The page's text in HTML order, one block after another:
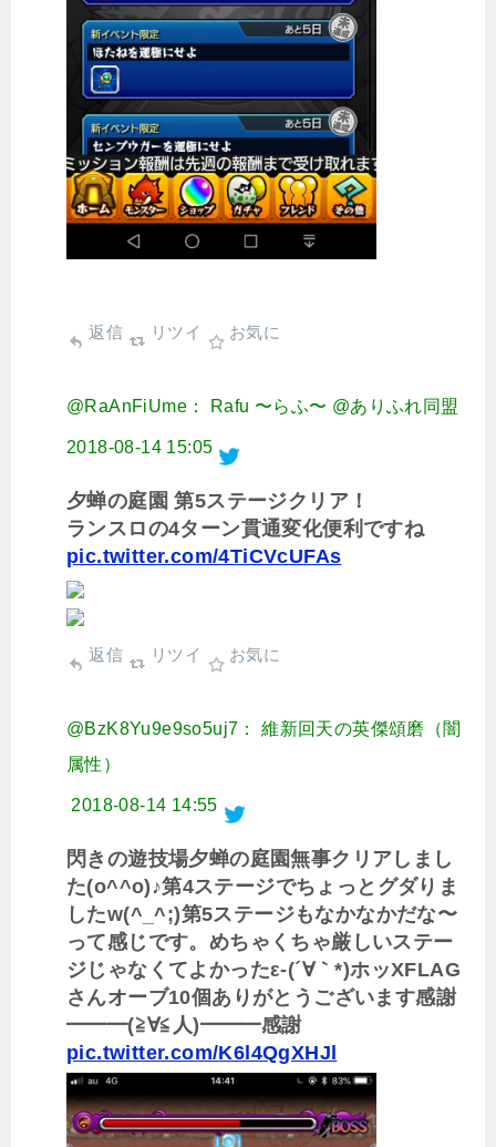
返信 リツイ お気に
@RaAnFiUme： Rafu 〜らふ〜 @ありふれ同盟
2018-08-14 15:05
夕蝉の庭園 第5ステージクリア！
ランスロの4ターン貫通変化便利ですね
pic.twitter.com/4TiCVcUFAs
返信 リツイ お気に
@BzK8Yu9e9so5uj7： 維新回天の英傑頌磨（闇
属性）
2018-08-14 14:55
閃きの遊技場夕蝉の庭園無事クリアしまし
た(o^^o)♪第4ステージでちょっとグダりま
したw(^_^;)第5ステージもなかなかだな〜
って感じです。めちゃくちゃ厳しいステー
ジじゃなくてよかったε-(´∀｀*)ホッXFLAG
さんオーブ10個ありがとうございます感謝
━━━(≧∀≦人)━━━感謝
pic.twitter.com/K6l4QgXHJl